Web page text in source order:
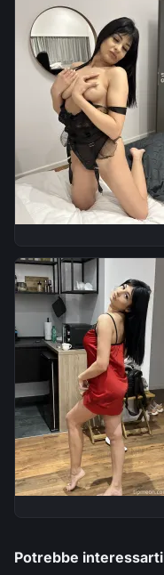
Potrebbe interessarti